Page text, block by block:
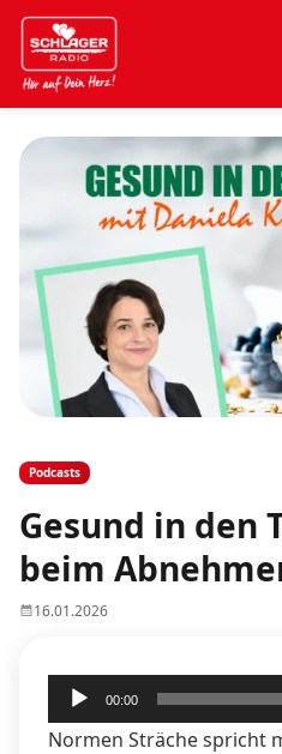
Podcasts
Gesund in den
beim
16.01.2026
Audio-
Player
00:00
Normen Sträche spricht